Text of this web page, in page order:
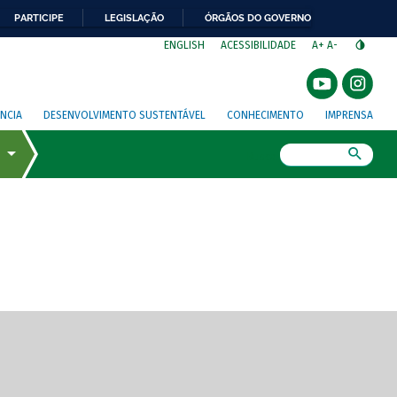
PARTICIPE LEGISLAÇÃO ÓRGÃOS DO GOVERNO
ENGLISH ACESSIBILIDADE A+ A-
DESENVOLVIMENTO SUSTENTÁVEL CONHECIMENTO IMPRENSA
de tela